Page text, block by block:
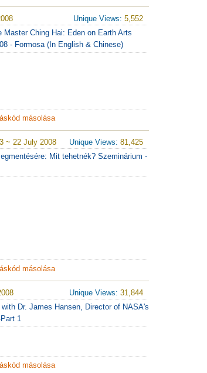
Unique Views: 5,552
Master Ching Hai: Eden on Earth Arts
- Formosa (In English & Chinese)
másolása
~ 22 July 2008 Unique Views: 81,425
Mit tehetnék? Szeminárium -
másolása
Unique Views: 31,844
Dr. James Hansen, Director of NASA's
1
másolása